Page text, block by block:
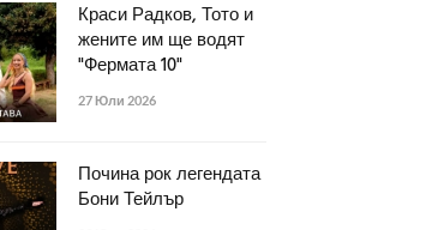
Краси Радков, Тото и
жените им ще водят
"Фермата 10"
27 Юли 2026
Почина рок легендата
Бони Тейлър